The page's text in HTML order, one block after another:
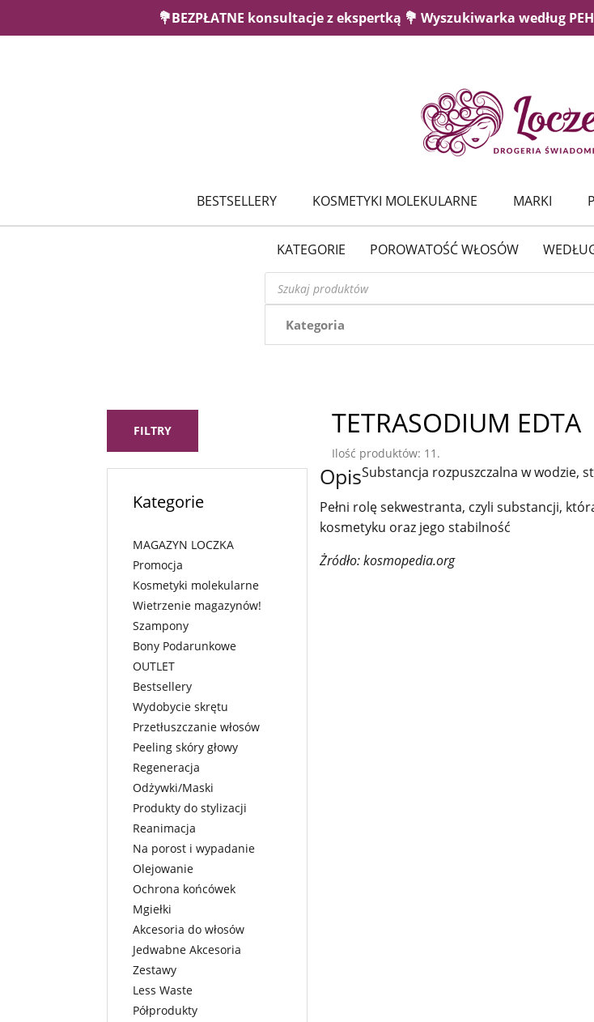
💐BEZPŁATNE konsultacje z ekspertką 💐 Wyszukiwarka według
BESTSELLERY KOSMETYKI MOLEKULARNE MARKI
KATEGORIE POROWATOŚĆ WŁOSÓW
Wyszukiwarka
produktów
FILTRY
Kategorie
MAGAZYN LOCZKA
Promocja
Kosmetyki molekularne
Wietrzenie magazynów!
Szampony
Bony Podarunkowe
OUTLET
Bestsellery
Wydobycie skrętu
Przetłuszczanie włosów
Peeling skóry głowy
Regeneracja
Odżywki/Maski
Produkty do stylizacji
Reanimacja
Na porost i wypadanie
Olejowanie
Ochrona końcówek
Mgiełki
Akcesoria do włosów
Jedwabne Akcesoria
Zestawy
Less Waste
Półprodukty
TETRASODIUM EDTA
Ilość produktów: 11.
OpisSubstancja rozpuszczalna w wodzie,
Pełni rolę sekwestranta, czyli substancji,
kosmetyku oraz jego stabilność
Żródło: kosmopedia.org